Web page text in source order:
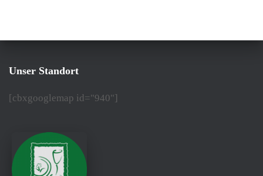
Unser Standort
[cbxgooglemap id="940"]